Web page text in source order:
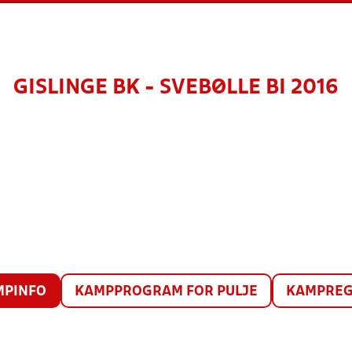
GISLINGE BK - SVEBØLLE BI 2016
KAMPPROGRAM FOR PULJE